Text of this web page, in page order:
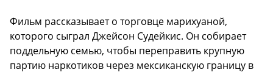
Фильм рассказывает о торговце марихуаной,
которого сыграл Джейсон Судейкис. Он собирает
поддельную семью, чтобы переправить крупную
партию наркотиков через мексиканскую границу в